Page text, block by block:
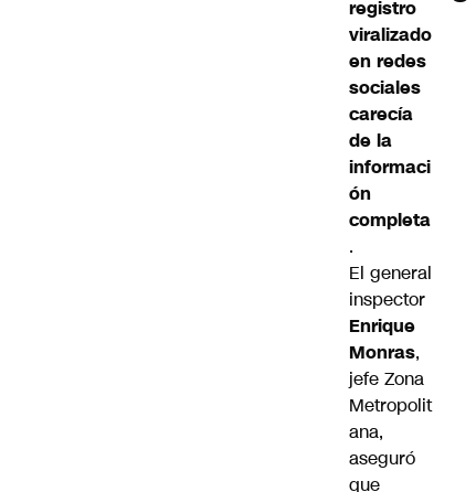
registro
viralizado
en redes
sociales
carecía
de la
informaci
ón
completa
.
El general
inspector
Enrique
Monras,
jefe Zona
Metropolit
ana,
aseguró
que